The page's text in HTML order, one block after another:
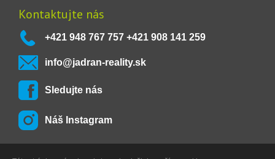
Kontaktujte nás
+421 948 767 757 +421 908 141 259
info@jadran-reality.sk
Sledujte nás
Náš Instagram